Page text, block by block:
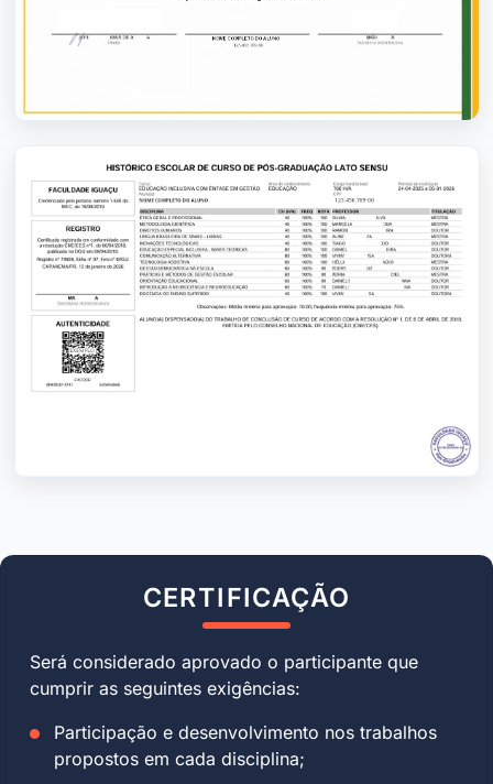
CERTIFICAÇÃO
Será considerado aprovado o participante que
cumprir as seguintes exigências:
Participação e desenvolvimento nos trabalhos
propostos em cada disciplina;